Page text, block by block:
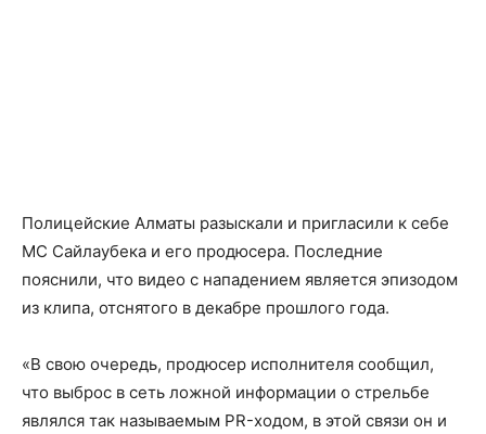
Полицейские Алматы разыскали и пригласили к себе
MC Сайлаубека и его продюсера. Последние
пояснили, что видео с нападением является эпизодом
из клипа, отснятого в декабре прошлого года.
«В свою очередь, продюсер исполнителя сообщил,
что выброс в сеть ложной информации о стрельбе
являлся так называемым PR-ходом, в этой связи он и